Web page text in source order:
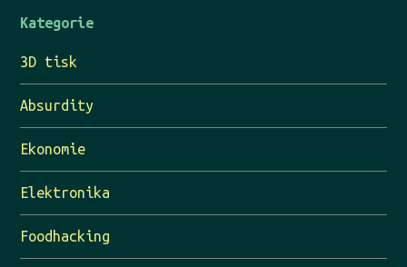
Kategorie
3D tisk
Absurdity
Ekonomie
Elektronika
Foodhacking